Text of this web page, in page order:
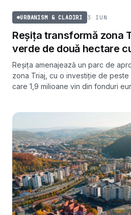
URBANISM & CLADIRI 3 IUN
Reșița transformă zona
verde de două hectare
Reșița amenajează un parc de
zona Triaj, cu o investiție de
care 1,9 milioane vin din fonduri